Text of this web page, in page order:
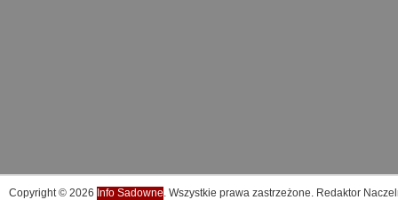
Copyright © 2026 Info Sadowne. Wszystkie prawa zastrzeżone. Redaktor